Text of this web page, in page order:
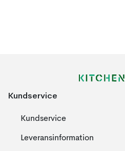
Kundservice
Kundservice
Leveransinformation